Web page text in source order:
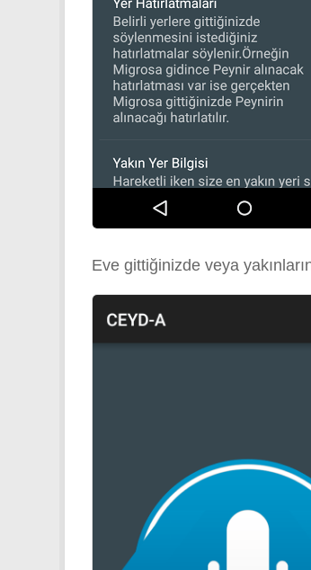
Eve gittiğinizde veya